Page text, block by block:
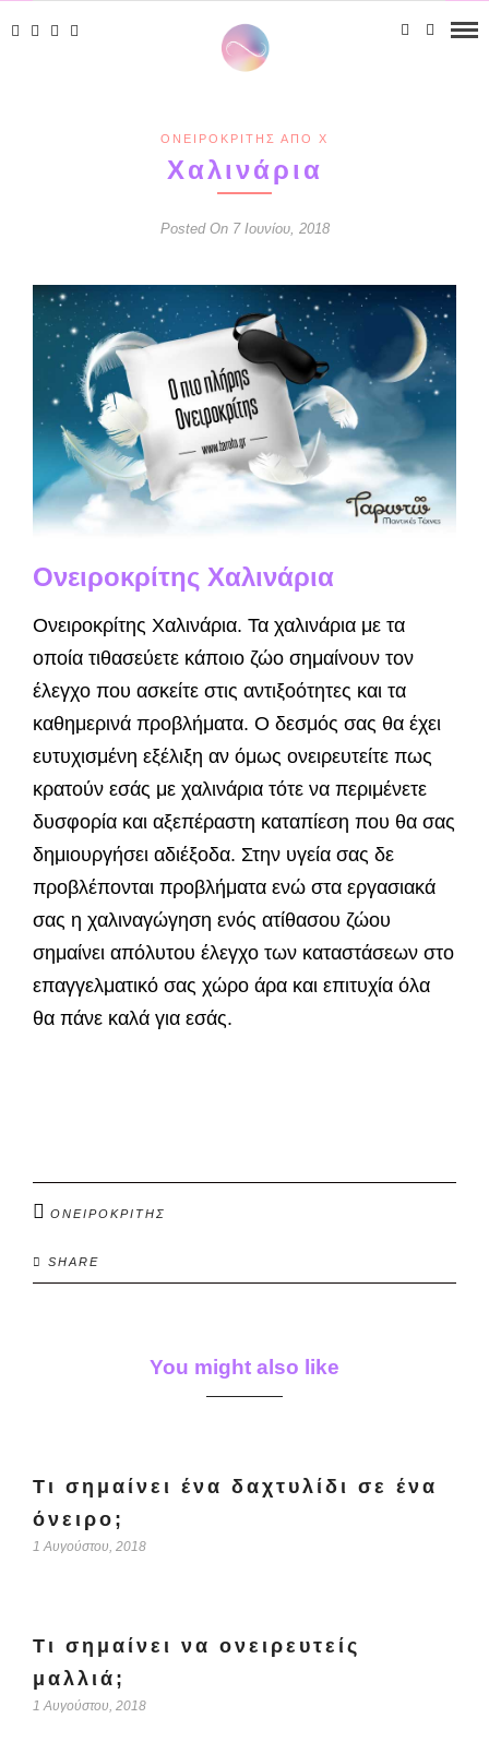
ΟΝΕΙΡΟΚΡΊΤΗΣ ΑΠΌ Χ
Χαλινάρια
Posted On 7 Ιουνίου, 2018
Ονειροκρίτης Χαλινάρια
Ονειροκρίτης Χαλινάρια. Τα χαλινάρια με τα
οποία τιθασεύετε κάποιο ζώο σημαίνουν τον
έλεγχο που ασκείτε στις αντιξοότητες και τα
καθημερινά προβλήματα. Ο δεσμός σας θα έχει
ευτυχισμένη εξέλιξη αν όμως ονειρευτείτε πως
κρατούν εσάς με χαλινάρια τότε να περιμένετε
δυσφορία και αξεπέραστη καταπίεση που θα σας
δημιουργήσει αδιέξοδα. Στην υγεία σας δε
προβλέπονται προβλήματα ενώ στα εργασιακά
σας η χαλιναγώγηση ενός ατίθασου ζώου
σημαίνει απόλυτου έλεγχο των καταστάσεων στο
επαγγελματικό σας χώρο άρα και επιτυχία όλα
θα πάνε καλά για εσάς.
ΟΝΕΙΡΟΚΡΙΤΗΣ
SHARE
You might also like
Τι σημαίνει ένα δαχτυλίδι σε ένα
όνειρο;
1 Αυγούστου, 2018
Τι σημαίνει να ονειρευτείς
μαλλιά;
1 Αυγούστου, 2018